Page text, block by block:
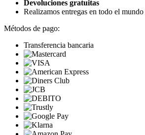
Devoluciones gratuitas
Realizamos entregas en todo el mundo
Métodos de pago:
Transferencia bancaria